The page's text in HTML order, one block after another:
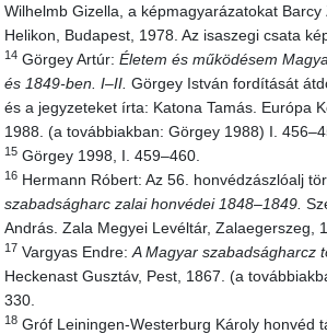
Wilhelmb Gizella, a képmagyarázatokat
Helikon, Budapest, 1978. Az isaszegi csata
14 Görgey Artúr:Életem és működésem
és 1849-ben. I–II. Görgey István fordítását
és a jegyzeteket írta: Katona Tamás. Európa
1988. (a továbbiakban: Görgey 1988) I.
15 Görgey 1998, I. 459–460.
16 Hermann Róbert: Az 56. honvédzászlóalj
szabadságharc zalai honvédei 1848–1849.
András. Zala Megyei Levéltár, Zalaegerszeg,
17 Vargyas Endre:A Magyar szabadságharcz
Heckenast Gusztáv, Pest, 1867. (a
330.
18 Gróf Leiningen-Westerburg Károly honvéd